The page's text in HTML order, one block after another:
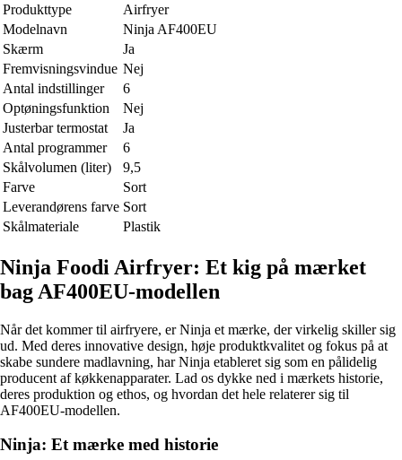
Produkttype
Airfryer
Modelnavn
Ninja AF400EU
Skærm
Ja
Fremvisningsvindue Nej
Antal indstillinger
6
Optøningsfunktion
Nej
Justerbar termostat
Ja
Antal programmer
6
Skålvolumen (liter)
9,5
Farve
Sort
Leverandørens farve Sort
Skålmateriale
Plastik
Ninja Foodi Airfryer: Et kig på mærket
bag AF400EU-modellen
Når det kommer til airfryere, er Ninja et mærke, der virkelig skiller sig
ud. Med deres innovative design, høje produktkvalitet og fokus på at
skabe sundere madlavning, har Ninja etableret sig som en pålidelig
producent af køkkenapparater. Lad os dykke ned i mærkets historie,
deres produktion og ethos, og hvordan det hele relaterer sig til
AF400EU-modellen.
Ninja: Et mærke med historie